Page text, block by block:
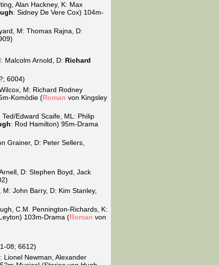
Alan Hackney, K: Max
: Sidney De Vere Cox) 104m-
M: Thomas Rajna, D:
Malcolm Arnold, D: Richard
6004)
M: Richard Rodney
Komödie (Roman von Kingsley
Edward Scaife, ML: Philip
: Rod Hamilton) 95m-Drama
Grainer, D: Peter Sellers,
D: Stephen Boyd, Jack
John Barry, D: Kim Stanley,
C.M. Pennington-Richards, K:
103m-Drama (Roman von
08; 6612)
Lionel Newman, Alexander